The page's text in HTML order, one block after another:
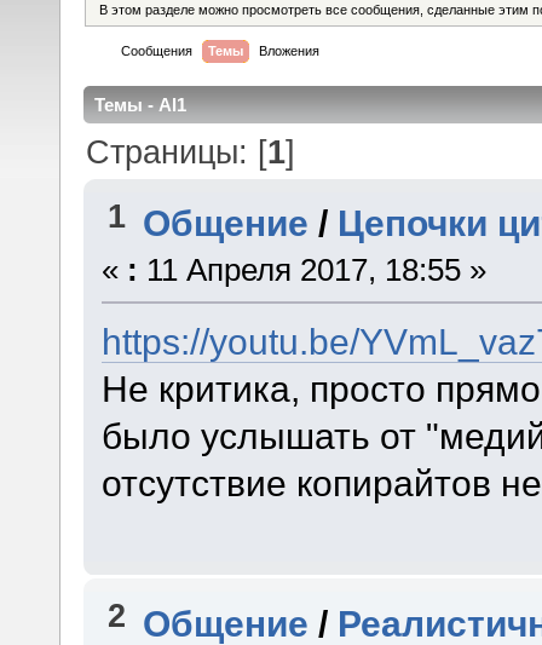
В этом разделе можно просмотреть все сообщения, сделанные этим
Сообщения Темы Вложения
Темы - Al1
Страницы: [1]
1 Общение / Цепочки
« : 11 Апреля 2017, 18:55 »
https://youtu.be/
Не критика, просто
было услышать от
отсутствие копирайтов
2 Общение /